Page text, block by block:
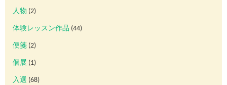
人物 (2)
体験レッスン作品 (44)
便箋 (2)
個展 (1)
入選 (68)